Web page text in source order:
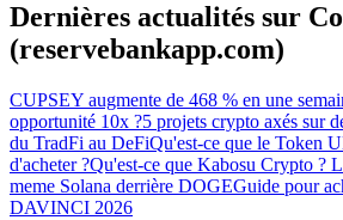
Dernières actualités sur
(reservebankapp.com)
CUPSEY augmente de 468 % en une
opportunité 10x ?5 projets crypto axés sur
du TradFi au DeFiQu'est-ce que le Token
d'acheter ?Qu'est-ce que Kabosu Crypto ?
meme Solana derrière DOGEGuide pour
DAVINCI 2026